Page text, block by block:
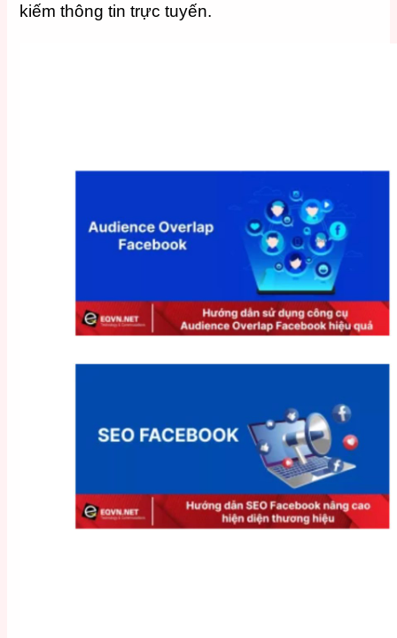
kiếm thông tin trực tuyến.